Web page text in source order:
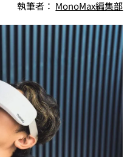
執筆者： MonoMax編集部